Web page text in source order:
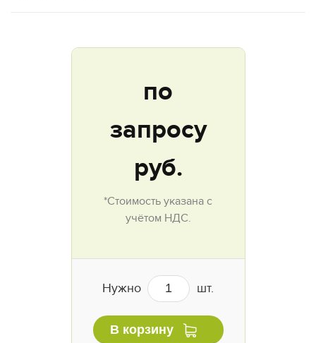
по
запросу
руб.
*Стоимость указана с
учётом НДС.
Нужно шт.
В корзину